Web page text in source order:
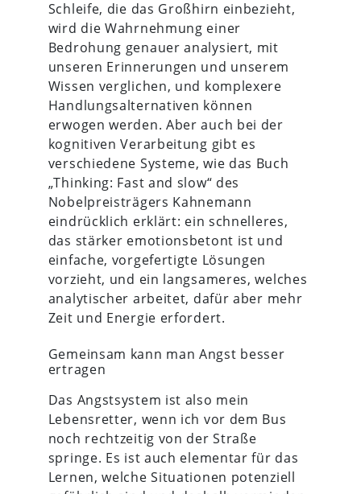
Schleife, die das Großhirn einbezieht,
wird die Wahrnehmung einer
Bedrohung genauer analysiert, mit
unseren Erinnerungen und unserem
Wissen verglichen, und komplexere
Handlungsalternativen können
erwogen werden. Aber auch bei der
kognitiven Verarbeitung gibt es
verschiedene Systeme, wie das Buch
„Thinking: Fast and slow“ des
Nobelpreisträgers Kahnemann
eindrücklich erklärt: ein schnelleres,
das stärker emotionsbetont ist und
einfache, vorgefertigte Lösungen
vorzieht, und ein langsameres, welches
analytischer arbeitet, dafür aber mehr
Zeit und Energie erfordert.
Gemeinsam kann man Angst besser
ertragen
Das Angstsystem ist also mein
Lebensretter, wenn ich vor dem Bus
noch rechtzeitig von der Straße
springe. Es ist auch elementar für das
Lernen, welche Situationen potenziell